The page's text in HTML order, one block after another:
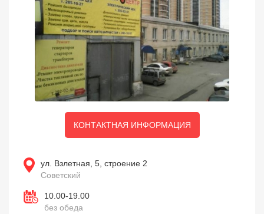
КОНТАКТНАЯ ИНФОРМАЦИЯ
ул. Взлетная, 5, строение 2
Советский
10.00-19.00
без обеда